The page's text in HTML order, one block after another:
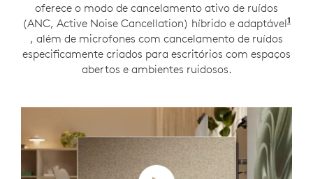
oferece o modo de cancelamento ativo de ruídos
(ANC, Active Noise Cancellation) híbrido e adaptável1
, além de microfones com cancelamento de ruídos
especificamente criados para escritórios com espaços
abertos e ambientes ruidosos.